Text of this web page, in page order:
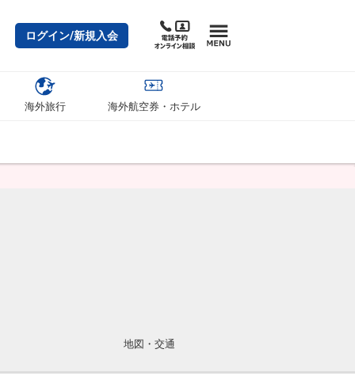
ログイン/新規入会
海外旅行 海外航空券・ホテル
地図・交通